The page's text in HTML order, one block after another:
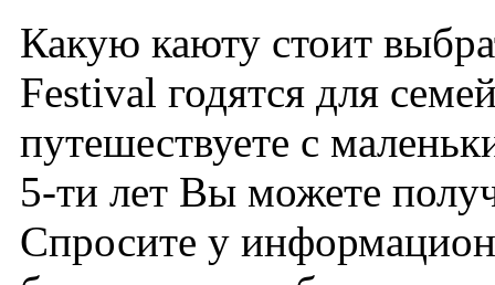
Какую каюту стоит
Festival годятся для
путешествуете с
5-ти лет Вы можете
Спросите у